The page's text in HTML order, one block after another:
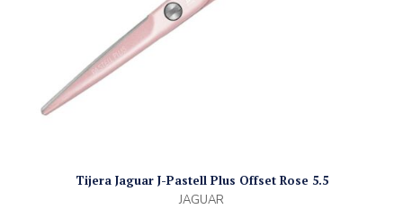
Tijera Jaguar J-Pastell Plus Offset Rose 5.5
JAGUAR